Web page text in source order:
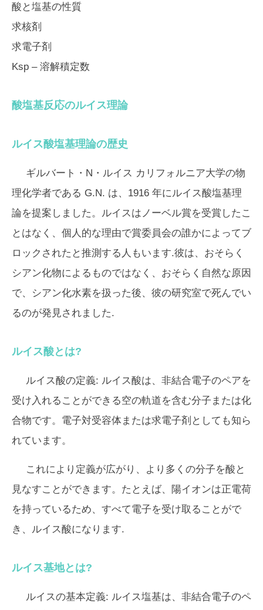
酸と塩基の性質
求核剤
求電子剤
Ksp – 溶解積定数
酸塩基反応のルイス理論
ルイス酸塩基理論の歴史
ギルバート・N・ルイス カリフォルニア大学の物
理化学者である G.N. は、1916 年にルイス酸塩基理
論を提案しました。ルイスはノーベル賞を受賞したこ
とはなく、個人的な理由で賞委員会の誰かによってブ
ロックされたと推測する人もいます.彼は、おそらく
シアン化物によるものではなく、おそらく自然な原因
で、シアン化水素を扱った後、彼の研究室で死んでい
るのが発見されました.
ルイス酸とは?
ルイス酸の定義: ルイス酸は、非結合電子のペアを
受け入れることができる空の軌道を含む分子または化
合物です。電子対受容体または求電子剤としても知ら
れています。
これにより定義が広がり、より多くの分子を酸と
見なすことができます。たとえば、陽イオンは正電荷
を持っているため、すべて電子を受け取ることがで
き、ルイス酸になります.
ルイス基地とは?
ルイスの基本定義: ルイス塩基は、非結合電子のペ